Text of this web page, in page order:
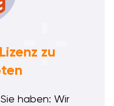
zu
haben: Wir